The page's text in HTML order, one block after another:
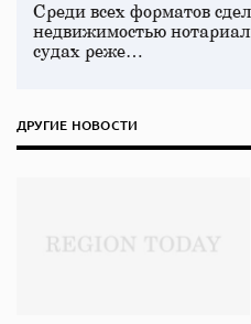
Среди всех форматов
недвижимостью
судах реже…
ДРУГИЕ НОВОСТИ